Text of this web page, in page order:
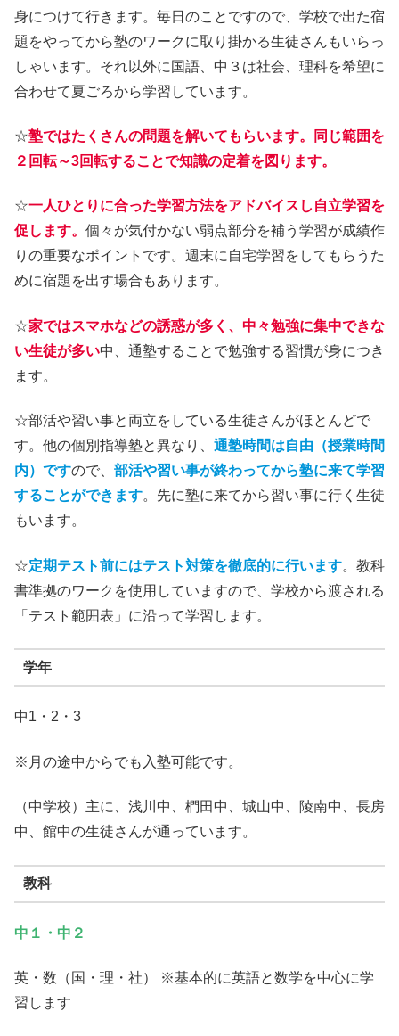
身につけて行きます。毎日のことですので、学校で出た宿
題をやってから塾のワークに取り掛かる生徒さんもいらっ
しゃいます。それ以外に国語、中３は社会、理科を希望に
合わせて夏ごろから学習しています。
☆塾ではたくさんの問題を解いてもらいます。同じ範囲を
２回転～3回転することで知識の定着を図ります。
☆一人ひとりに合った学習方法をアドバイスし自立学習を
促します。 個々が気付かない弱点部分を補う学習が成績作
りの重要なポイントです。週末に自宅学習をしてもらうた
めに宿題を出す場合もあります。
☆家ではスマホなどの誘惑が多く、中々勉強に集中できな
い生徒が多い中、通塾することで勉強する習慣が身につき
ます。
☆部活や習い事と両立をしている生徒さんがほとんどで
す。他の個別指導塾と異なり、 通塾時間は自由（授業時間
内）ですので、 部活や習い事が終わってから塾に来て学習
することができます。先に塾に来てから習い事に行く生徒
もいます。
☆定期テスト前にはテスト対策を徹底的に行います。教科
書準拠のワークを使用していますので、学校から渡される
「テスト範囲表」に沿って学習します。
学年
中1・2・3
※月の途中からでも入塾可能です。
（中学校）主に、浅川中、椚田中、城山中、陵南中、長房
中、館中の生徒さんが通っています。
教科
中１・中２
英・数（国・理・社） ※基本的に英語と数学を中心に学
習します